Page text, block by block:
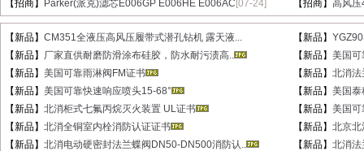
【招商】
Parker(派克)滤芯E006GP E006HE E006AC [07-24] 【招商】 高风压
【新品】 CM351全液压高风压履带式潜孔钻机 露天液... 【新品】
【新品】 厂家直供耐磨防滑涂布硅胶，防水耐污渍高.. 【新品】 美国可
【新品】 美国可靠雨淋阀FM证书 【新品】 北消法
【新品】 美国可靠快速响应喷头15-68° 【新品】 美国泰
【新品】 北消柜式七氟丙烷灭火装置 UL证书 【新品】 美国可
【新品】 北消全铜室内栓消防认证证书 【新品】 北京
【新品】 北消电动硬密封法兰蝶阀DN50-DN500消防认.. 【新品】 北消法